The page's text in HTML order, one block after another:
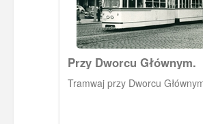
Przy Dworcu Głównym.
Tramwaj przy Dworcu